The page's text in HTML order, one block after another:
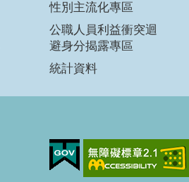
性別主流化專區
公職人員利益衝突迴
避身分揭露專區
統計資料